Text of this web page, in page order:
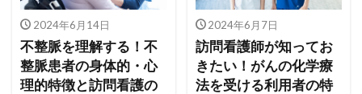
2024年6月14日
不整脈を理解する！不
整脈患者の身体的・心
理的特徴と訪問看護の
2024年6月7日
訪問看護師が知ってお
きたい！がんの化学療
法を受ける利用者の特